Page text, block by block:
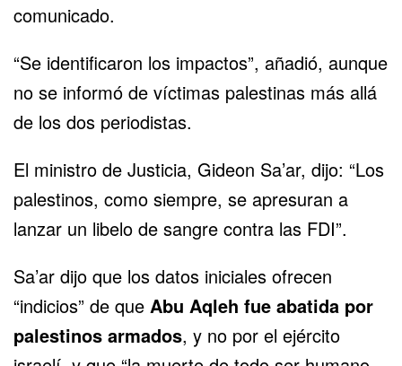
comunicado.
“Se identificaron los impactos”, añadió, aunque
no se informó de víctimas palestinas más allá
de los dos periodistas.
El ministro de Justicia, Gideon Sa’ar, dijo: “Los
palestinos, como siempre, se apresuran a
lanzar un libelo de sangre contra las FDI”.
Sa’ar dijo que los datos iniciales ofrecen
“indicios” de que Abu Aqleh fue abatida por
palestinos armados, y no por el ejército